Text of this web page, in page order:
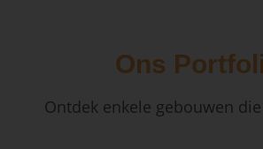
Ons
Ontdek enkele gebouwen